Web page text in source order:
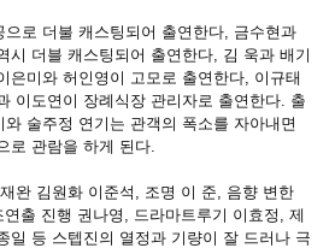
로 더불 캐스팅되어 출연한다 금수현과
시 더블 캐스팅되어 출연한다 김 욱과 배기
은미와 허인영이 고모로 출연한다 이규태
이도연이 장례식장 관리자로 출연한다 출
술주정 연기는 관객의 폭소를 자아내면
로 관람을 하게 된다
완 김원화 이준석 조명 이 준
음향 변한
연출 진행 권나영 드라마트루기 이효정
제
일 등 스텝진의 열정과 기량이 잘 드러나 극